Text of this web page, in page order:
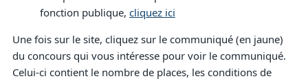
fonction publique, cliquez ici
Une fois sur le site, cliquez sur le communiqué (en jaune)
du concours qui vous intéresse pour voir le communiqué.
Celui-ci contient le nombre de places, les conditions de